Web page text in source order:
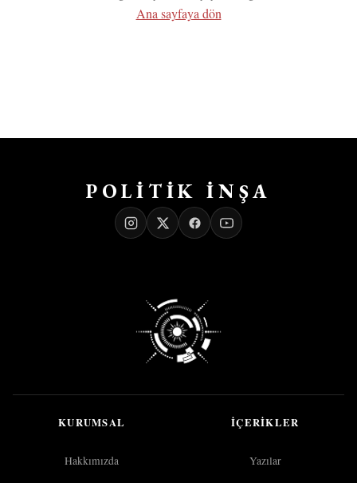
Ana sayfaya dön
POLİTİK İNŞA
KURUMSAL
Hakkımızda
İÇERIKLER
Yazılar